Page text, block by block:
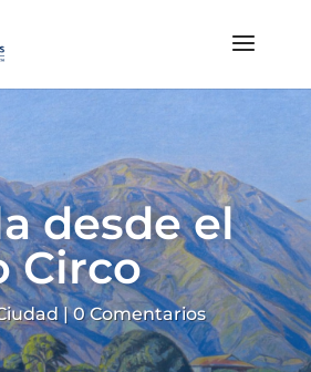
desde el
Circo
|0 Comentarios